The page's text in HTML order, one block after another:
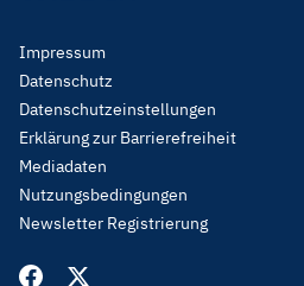
Footer
Menu
Legal
Impressum
Datenschutz
Datenschutzeinstellungen
Erklärung zur Barrierefreiheit
Mediadaten
Nutzungsbedingungen
Newsletter Registrierung